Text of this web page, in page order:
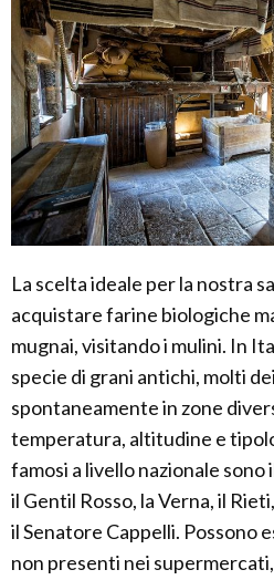
La scelta ideale per la nostra
acquistare farine biologiche
mugnai, visitando i mulini. In
specie di grani antichi, molti
spontaneamente in zone
temperatura, altitudine e
famosi a livello nazionale sono
il Gentil Rosso, la Verna, il
il Senatore Cappelli. Possono
non presenti nei